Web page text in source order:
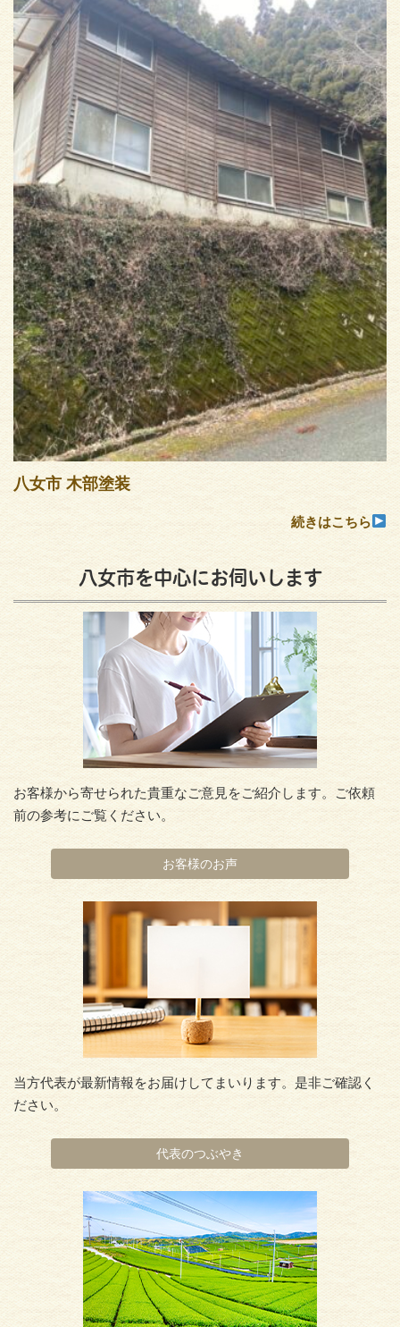
八女市 木部塗装
続きはこちら
八女市を中心にお伺いします
お客様から寄せられた貴重なご意見をご紹介します。ご依頼
前の参考にご覧ください。
お客様のお声
当方代表が最新情報をお届けしてまいります。是非ご確認く
ださい。
代表のつぶやき